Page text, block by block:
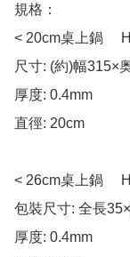
規格：
< 20cm桌上鍋 　
尺寸: (約)幅315×
厚度: 0.4mm
直徑: 20cm
< 26cm桌上鍋 　
包裝尺寸: 全長
厚度: 0.4mm